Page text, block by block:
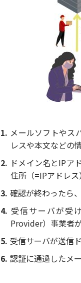
メールソフトやス
レスや本文などの
ドメイン名とIPア
住所（=IPアドレス
確認が終わったら
受信サーバが受
Provider）事業者
受信サーバが送信
認証に通過したメ